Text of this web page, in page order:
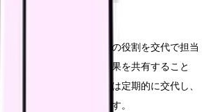
合、観察役、記録役などの役割を交代で担当
がけます。互いの観察結果を共有すること
ります。担当する役割は定期的に交代し、
会を得ることが大切です。